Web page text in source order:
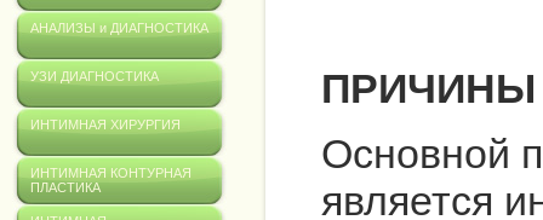
АНАЛИЗЫ и ДИАГНОСТИКА
УЗИ ДИАГНОСТИКА
ИНТИМНАЯ ХИРУРГИЯ
ИНТИМНАЯ КОНТУРНАЯ
ПЛАСТИКА
ПРИЧИНЫ
Основной
является